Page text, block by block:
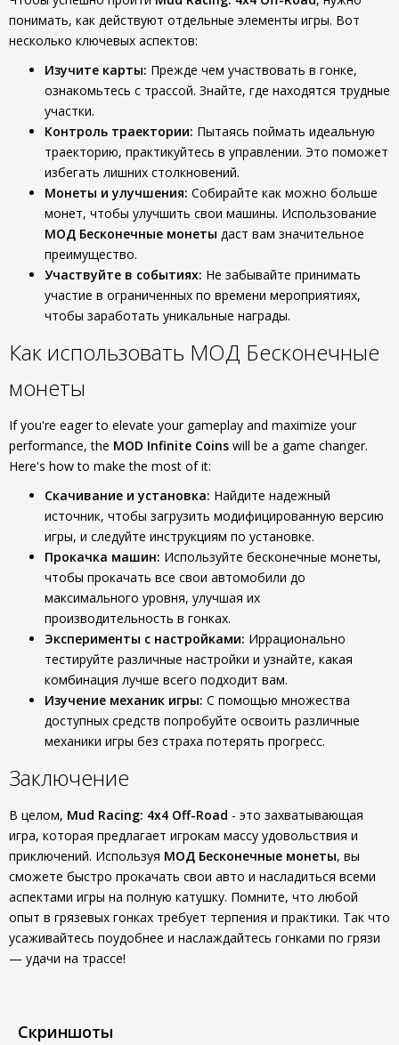
понимать, как действуют отдельные элементы игры. Вот
несколько ключевых аспектов:
Изучите карты: Прежде чем участвовать в гонке,
ознакомьтесь с трассой. Знайте, где находятся трудные
участки.
Контроль траектории: Пытаясь поймать идеальную
траекторию, практикуйтесь в управлении. Это поможет
избегать лишних столкновений.
Монеты и улучшения: Собирайте как можно больше
монет, чтобы улучшить свои машины. Использование
МОД Бесконечные монеты даст вам значительное
преимущество.
Участвуйте в событиях: Не забывайте принимать
участие в ограниченных по времени мероприятиях,
чтобы заработать уникальные награды.
Как использовать МОД Бесконечные
монеты
If you're eager to elevate your gameplay and maximize your
performance, the MOD Infinite Coins will be a game changer.
Here's how to make the most of it:
Скачивание и установка: Найдите надежный
источник, чтобы загрузить модифицированную версию
игры, и следуйте инструкциям по установке.
Прокачка машин: Используйте бесконечные монеты,
чтобы прокачать все свои автомобили до
максимального уровня, улучшая их
производительность в гонках.
Эксперименты с настройками: Иррационально
тестируйте различные настройки и узнайте, какая
комбинация лучше всего подходит вам.
Изучение механик игры: С помощью множества
доступных средств попробуйте освоить различные
механики игры без страха потерять прогресс.
Заключение
В целом, Mud Racing: 4х4 Off-Road - это захватывающая
игра, которая предлагает игрокам массу удовольствия и
приключений. Используя МОД Бесконечные монеты, вы
сможете быстро прокачать свои авто и насладиться всеми
аспектами игры на полную катушку. Помните, что любой
опыт в грязевых гонках требует терпения и практики. Так что
усаживайтесь поудобнее и наслаждайтесь гонками по грязи
— удачи на трассе!
Скриншоты